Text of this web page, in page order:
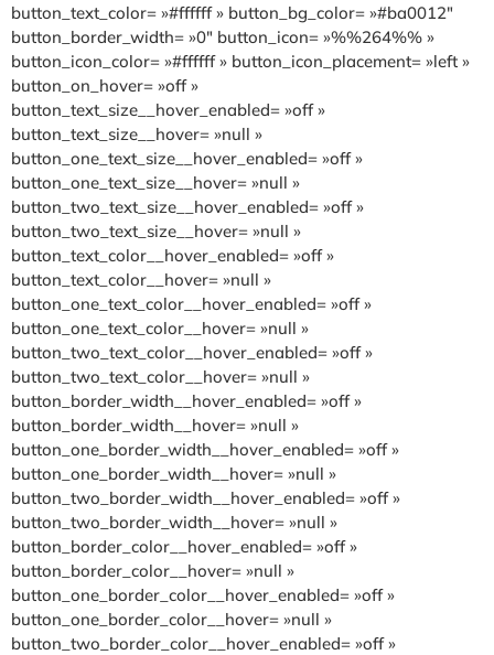
button_text_color= »#ffffff » button_bg_color= »#ba0012″
button_border_width= »0″ button_icon= »%%264%% »
button_icon_color= »#ffffff » button_icon_placement= »left »
button_on_hover= »off »
button_text_size__hover_enabled= »off »
button_text_size__hover= »null »
button_one_text_size__hover_enabled= »off »
button_one_text_size__hover= »null »
button_two_text_size__hover_enabled= »off »
button_two_text_size__hover= »null »
button_text_color__hover_enabled= »off »
button_text_color__hover= »null »
button_one_text_color__hover_enabled= »off »
button_one_text_color__hover= »null »
button_two_text_color__hover_enabled= »off »
button_two_text_color__hover= »null »
button_border_width__hover_enabled= »off »
button_border_width__hover= »null »
button_one_border_width__hover_enabled= »off »
button_one_border_width__hover= »null »
button_two_border_width__hover_enabled= »off »
button_two_border_width__hover= »null »
button_border_color__hover_enabled= »off »
button_border_color__hover= »null »
button_one_border_color__hover_enabled= »off »
button_one_border_color__hover= »null »
button_two_border_color__hover_enabled= »off »